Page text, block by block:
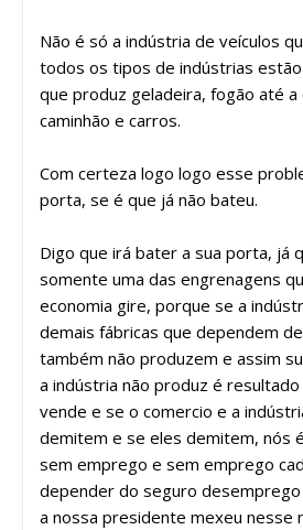
Não é só a indústria de veículos
todos os tipos de indústrias
que produz geladeira, fogão até a
caminhão e carros.
Com certeza logo logo esse
porta, se é que já não bateu.
Digo que irá bater a sua porta, já
somente uma das engrenagens
economia gire, porque se a
demais fábricas que dependem
também não produzem e assim
a indústria não produz é
vende e se o comercio e a
demitem e se eles demitem, nós
sem emprego e sem emprego
depender do seguro
a nossa presidente mexeu nesse